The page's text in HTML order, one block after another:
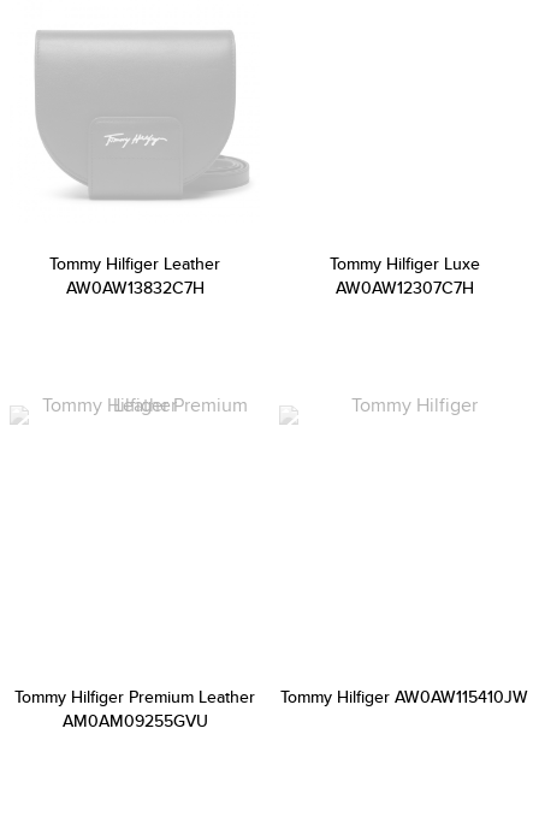
Tommy Hilfiger Leather
AW0AW13832C7H
Tommy Hilfiger Luxe
AW0AW12307C7H
Tommy Hilfiger Premium Leather
AM0AM09255GVU
Tommy Hilfiger AW0AW115410JW